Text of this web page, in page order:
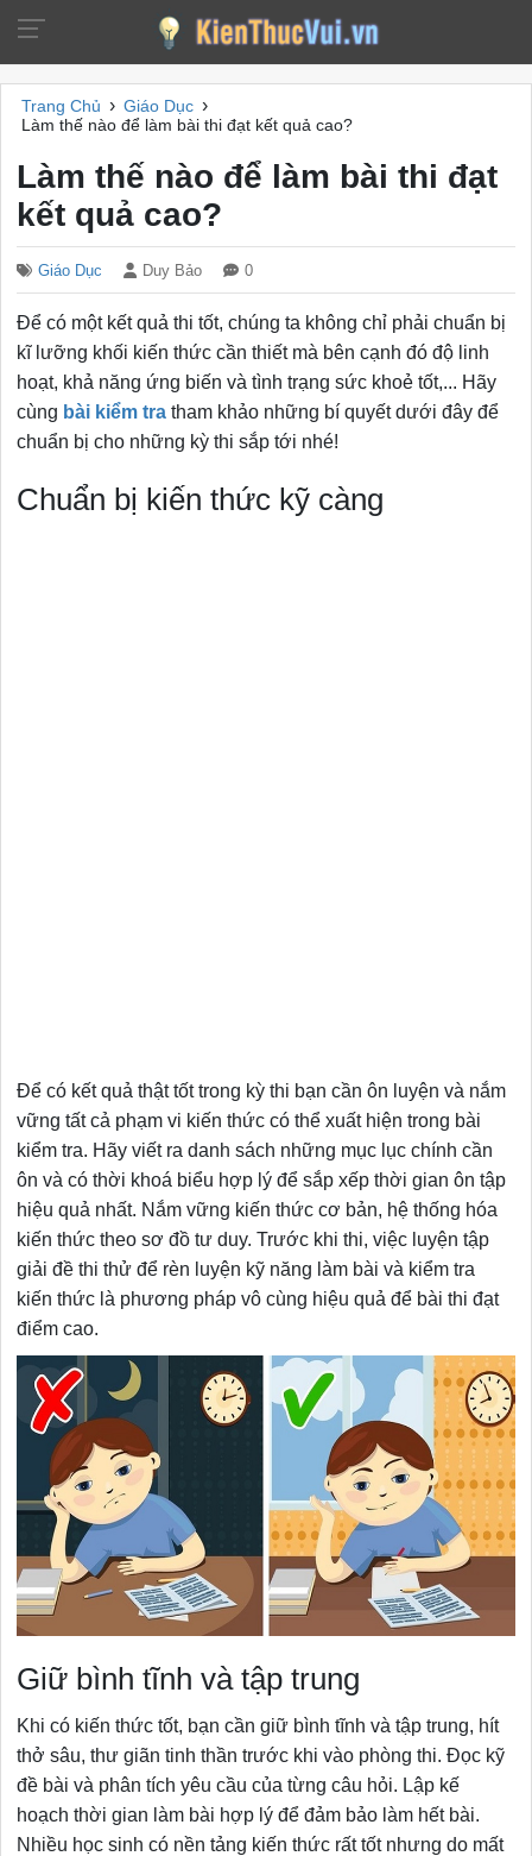
Trang Chủ › Giáo Dục ›
Làm thế nào để làm bài thi đạt kết quả cao?
Làm thế nào để làm bài thi đạt
kết quả cao?
Giáo Dục Duy Bảo 0
Để có một kết quả thi tốt, chúng ta không chỉ phải chuẩn bị
kĩ lưỡng khối kiến thức cần thiết mà bên cạnh đó độ linh
hoạt, khả năng ứng biến và tình trạng sức khoẻ tốt,... Hãy
cùng bài kiểm tra tham khảo những bí quyết dưới đây để
chuẩn bị cho những kỳ thi sắp tới nhé!
Chuẩn bị kiến thức kỹ càng
Để có kết quả thật tốt trong kỳ thi bạn cần ôn luyện và nắm
vững tất cả phạm vi kiến thức có thể xuất hiện trong bài
kiểm tra. Hãy viết ra danh sách những mục lục chính cần
ôn và có thời khoá biểu hợp lý để sắp xếp thời gian ôn tập
hiệu quả nhất. Nắm vững kiến thức cơ bản, hệ thống hóa
kiến thức theo sơ đồ tư duy. Trước khi thi, việc luyện tập
giải đề thi thử để rèn luyện kỹ năng làm bài và kiểm tra
kiến thức là phương pháp vô cùng hiệu quả để bài thi đạt
điểm cao.
Giữ bình tĩnh và tập trung
Khi có kiến thức tốt, bạn cần giữ bình tĩnh và tập trung, hít
thở sâu, thư giãn tinh thần trước khi vào phòng thi. Đọc kỹ
đề bài và phân tích yêu cầu của từng câu hỏi. Lập kế
hoạch thời gian làm bài hợp lý để đảm bảo làm hết bài.
Nhiều học sinh có nền tảng kiến thức rất tốt nhưng do mất